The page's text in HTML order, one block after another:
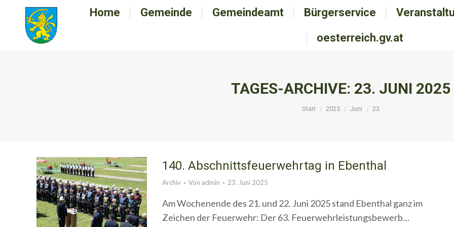
Home Gemeinde Gemeindeamt Bürgerservice
oesterreich.gv.at
TAGES-ARCHIVE: 23. JUNI 2025
Sie befinden sich hier:
Start 2025 Juni 23
140. Abschnittsfeuerwehrtag in Ebenthal
Archiv Von admin 23. Juni 2025
Am Wochenende des 21. und 22. Juni 2025 stand Ebenthal ganz im
Zeichen der Feuerwehr: Der 63. Feuerwehrleistungsbewerb…
Home Gemeinde Gemeindeamt Bürgerservice
oesterreich.gv.at